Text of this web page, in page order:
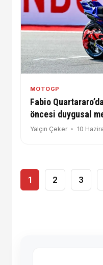
MOTOGP
Fabio
öncesi duygusal
minnettar
Yalçın Çeker 10
Yazı
sayfalaması
1 2 3